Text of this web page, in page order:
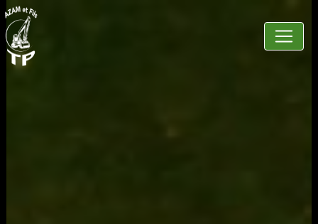
Panneau de gestion des cookies